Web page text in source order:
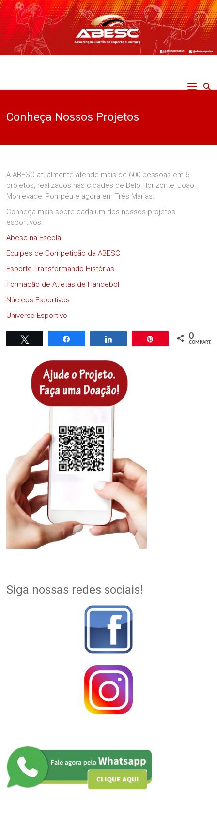
Skip
to
content
de
Cultura
Conheça Nossos Projetos
A ABESC atualmente atende mais de 600 pessoas em 6
projetos, realizados nas cidades de Belo Horizonte, João
Monlevade, Pompéu e agora em Três Marias.
Conheça mais sobre cada um dos nossos projetos
esportivos:
Abesc na Escola
Equipes de Competição da ABESC
Esporte Transformando Histórias
Formação de Atletas de Handebol
Núcleos Esportivos
Universo Esportivo
Compartilhar Compartilhar 0
COMPART.
Siga nossas redes sociais!